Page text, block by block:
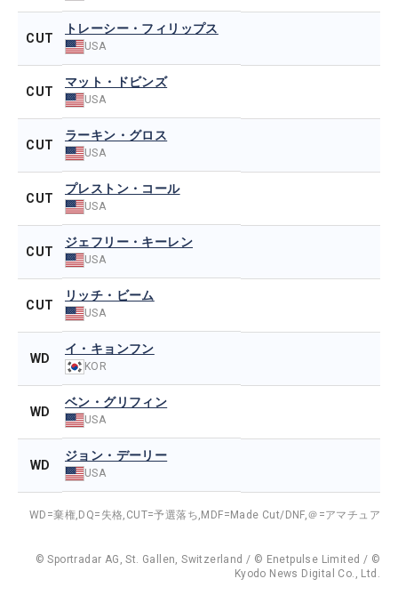
CUT
トレーシー・フィリップス
USA
CUT
マット・ドビンズ
USA
CUT
ラーキン・グロス
USA
CUT
プレストン・コール
USA
CUT
ジェフリー・キーレン
USA
CUT
リッチ・ビーム
USA
WD
イ・キョンフン
KOR
WD
ベン・グリフィン
USA
WD
ジョン・デーリー
USA
WD=棄権, DQ=失格, CUT=予選落ち, MDF=Made Cut/DNF,＠=アマチュア
© Sportradar AG, St. Gallen, Switzerland / © Enetpulse Limited / ©
Kyodo News Digital Co., Ltd.